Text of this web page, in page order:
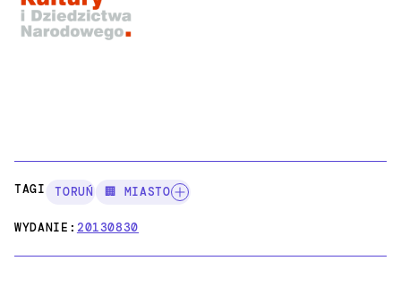
TAGI: TORUŃ 🏢 MIASTO
WYDANIE:20130830